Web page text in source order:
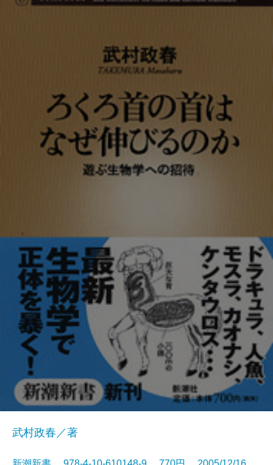
武村政春／著